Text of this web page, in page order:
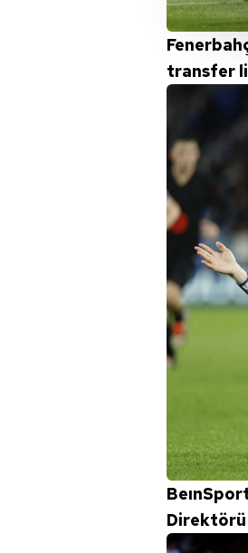
transfer